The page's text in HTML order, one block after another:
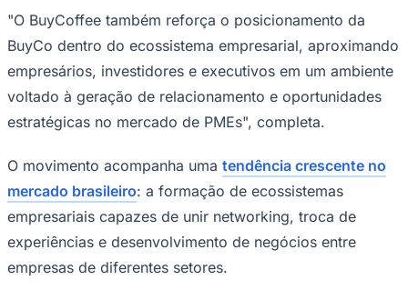
Santos
"O BuyCoffee também reforça o posicionamento da
BuyCo dentro do ecossistema empresarial, aproximando
empresários, investidores e executivos em um ambiente
voltado à geração de relacionamento e oportunidades
estratégicas no mercado de PMEs", completa.
O movimento acompanha uma tendência crescente no
mercado brasileiro: a formação de ecossistemas
empresariais capazes de unir networking, troca de
experiências e desenvolvimento de negócios entre
empresas de diferentes setores.